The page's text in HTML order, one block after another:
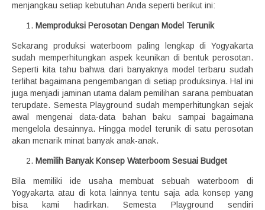
menjangkau setiap kebutuhan Anda seperti berikut ini:
Memproduksi Perosotan Dengan Model Terunik
Sekarang produksi waterboom paling lengkap di Yogyakarta
sudah memperhitungkan aspek keunikan di bentuk perosotan.
Seperti kita tahu bahwa dari banyaknya model terbaru sudah
terlihat bagaimana pengembangan di setiap produksinya. Hal ini
juga menjadi jaminan utama dalam pemilihan sarana pembuatan
terupdate. Semesta Playground sudah memperhitungkan sejak
awal mengenai data-data bahan baku sampai bagaimana
mengelola desainnya. Hingga model terunik di satu perosotan
akan menarik minat banyak anak-anak.
Memilih Banyak Konsep Waterboom Sesuai Budget
Bila memiliki ide usaha membuat sebuah waterboom di
Yogyakarta atau di kota lainnya tentu saja ada konsep yang
bisa kami hadirkan. Semesta Playground sendiri